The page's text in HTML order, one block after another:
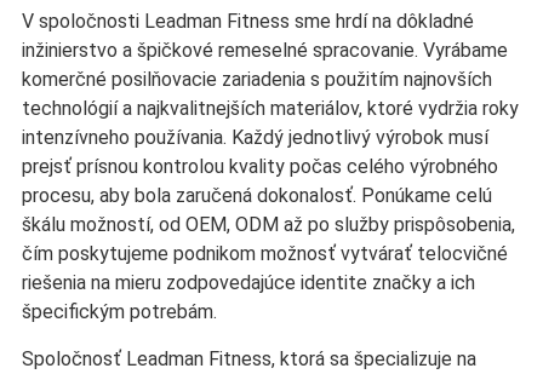
V spoločnosti Leadman Fitness sme hrdí na dôkladné
inžinierstvo a špičkové remeselné spracovanie. Vyrábame
komerčné posilňovacie zariadenia s použitím najnovších
technológií a najkvalitnejších materiálov, ktoré vydržia roky
intenzívneho používania. Každý jednotlivý výrobok musí
prejsť prísnou kontrolou kvality počas celého výrobného
procesu, aby bola zaručená dokonalosť. Ponúkame celú
škálu možností, od OEM, ODM až po služby prispôsobenia,
čím poskytujeme podnikom možnosť vytvárať telocvičné
riešenia na mieru zodpovedajúce identite značky a ich
špecifickým potrebám.
Spoločnosť Leadman Fitness, ktorá sa špecializuje na